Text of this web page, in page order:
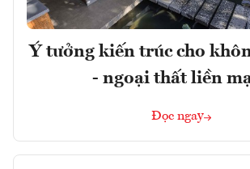
Ý tưởng kiến trúc cho
- ngoại thất liền
Đọc ngay